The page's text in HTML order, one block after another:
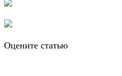
Оцените статью